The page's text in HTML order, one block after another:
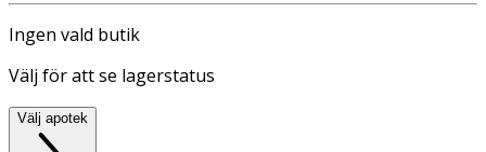
Ingen vald butik
Välj för att se lagerstatus
Välj apotek